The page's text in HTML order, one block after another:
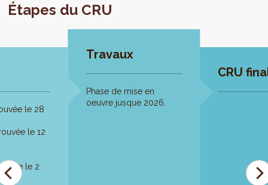
Étapes du CRU
le 28
le 12
le 2
Travaux
Phase de mise en
oeuvre jusque 2026.
CRU